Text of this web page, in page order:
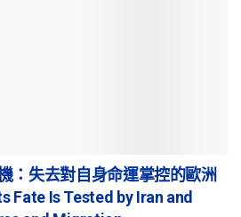
：失去對自身命運掌控的歐洲
Fate Is Tested by Iran and